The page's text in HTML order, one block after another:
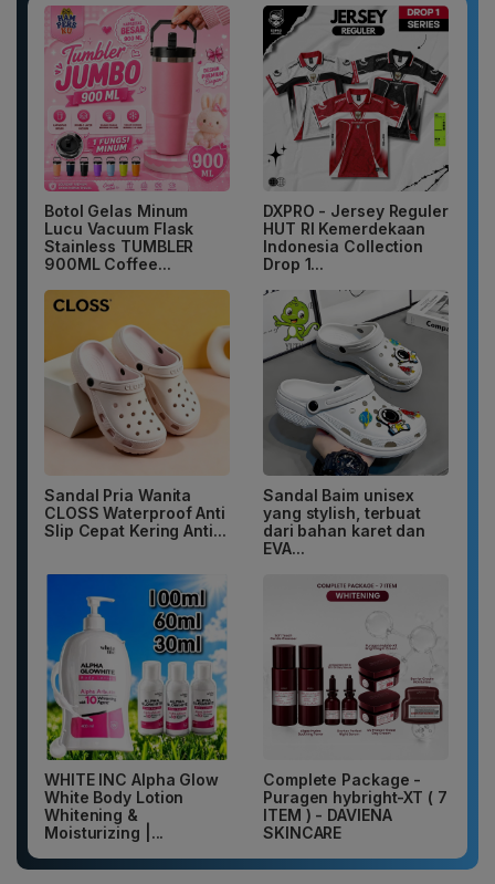
Botol Gelas Minum
Lucu Vacuum Flask
Stainless TUMBLER
900ML Coffee...
DXPRO - Jersey Reguler
HUT RI Kemerdekaan
Indonesia Collection
Drop 1...
Sandal Pria Wanita
CLOSS Waterproof Anti
Slip Cepat Kering Anti...
Sandal Baim unisex
yang stylish, terbuat
dari bahan karet dan
EVA...
WHITE INC Alpha Glow
White Body Lotion
Whitening &
Moisturizing |...
Complete Package -
Puragen hybright-XT ( 7
ITEM ) - DAVIENA
SKINCARE